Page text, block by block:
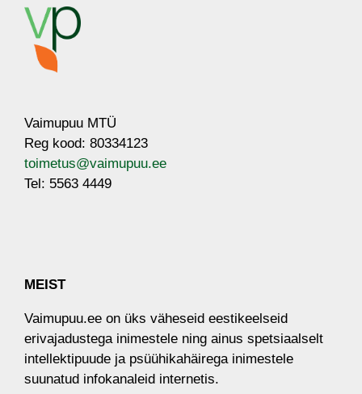
Vaimupuu MTÜ
Reg kood: 80334123
toimetus@vaimupuu.ee
Tel: 5563 4449
MEIST
Vaimupuu.ee on üks väheseid eestikeelseid
erivajadustega inimestele ​ning​ ainus spetsiaalselt
intellektipuude ja psüühikahäirega inimestele
suunatud infokanaleid internetis.